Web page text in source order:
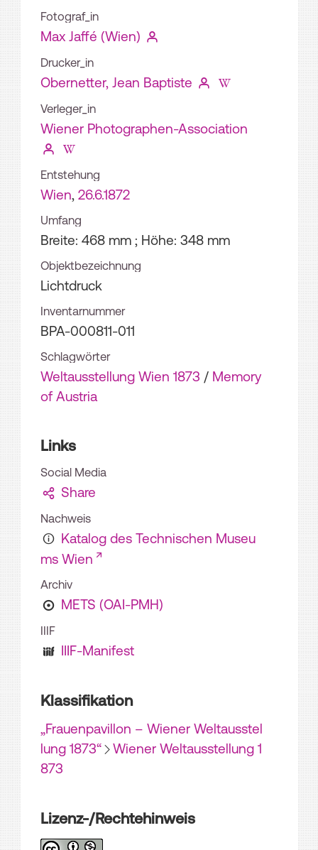
Fotograf_in
Max Jaffé (Wien)
Drucker_in
Obernetter, Jean Baptiste
Verleger_in
Wiener Photographen-Association
Entstehung
Wien, 26.6.1872
Umfang
Breite: 468 mm ; Höhe: 348 mm
Objektbezeichnung
Lichtdruck
Inventarnummer
BPA-000811-011
Schlagwörter
Weltausstellung Wien 1873 / Memory
of Austria
Links
Social Media
Share
Nachweis
Katalog des Technischen Museu
ms Wien
Archiv
METS (OAI-PMH)
IIIF
IIIF-Manifest
Klassifikation
„Frauenpavillon – Wiener Weltausstel
lung 1873“
Wiener Weltausstellung 1
873
Lizenz-/Rechtehinweis